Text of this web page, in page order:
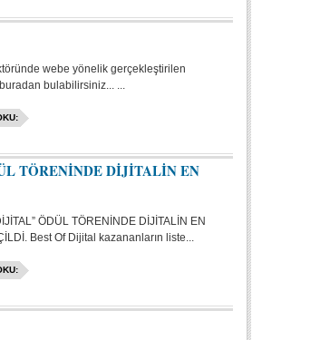
webe yönelik gerçekleştirilen
buradan bulabilirsiniz... ...
TÖRENİNDE DİJİTALİN EN
ÖDÜL TÖRENİNDE DİJİTALİN EN
Best Of Dijital kazananların liste...